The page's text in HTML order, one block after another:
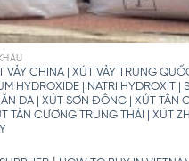
VẢY CHINA | XÚT VẢY TRUNG
HYDROXIDE | NATRI HYDROXIT |
DA | XÚT SƠN ĐÔNG | XÚT TÂN
TÂN CƯƠNG TRUNG THÁI | XÚT